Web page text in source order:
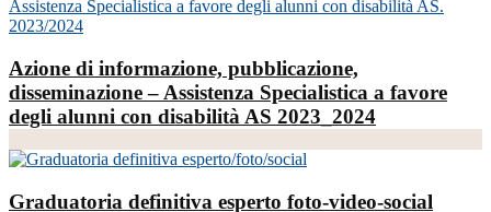
Azione di informazione, pubblicazione,
disseminazione – Assistenza Specialistica a favore
degli alunni con disabilità AS 2023_2024
Graduatoria definitiva esperto foto-video-social